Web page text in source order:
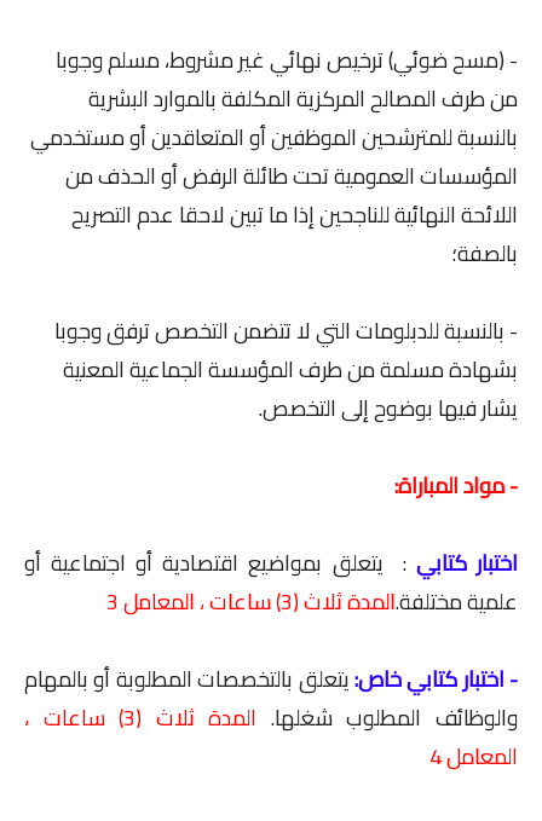
- (مسح ضوئي) ترخيص نهائي غير مشروط، مسلم وجوبا
من طرف المصالح المركزية المكلفة بالموارد البشرية
بالنسبة للمترشحين الموظفين أو المتعاقدين أو مستخدمي
المؤسسات العمومية تحت طائلة الرفض أو الحذف من
اللائحة النهائية للناجحين إذا ما تبين لاحقا عدم التصريح
بالصفة؛
- بالنسبة للدبلومات التي لا تتضمن التخصص ترفق وجوبا
بشهادة مسلمة من طرف المؤسسة الجماعية المعنية
يشار فيها بوضوح إلى التخصص.
- مواد المباراة:
اختبار كتابي: يتعلق بمواضيع اقتصادية أو اجتماعية أو
علمية مختلفة.المدةثلاث (3) ساعات
، المعامل 3
- اختبار كتابي خاص:يتعلق بالتخصصات المطلوبة أو بالمهام
والوظائف المطلوب شغلها. المدةثلاث (3) ساعات
،
المعامل 4